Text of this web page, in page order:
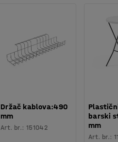
Držač kablova:490
mm
Art. br.: 151042
barski
mm
Art. br.: